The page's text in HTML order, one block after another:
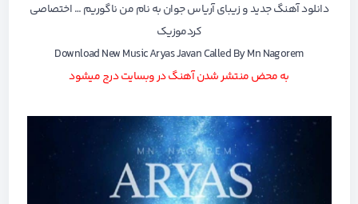
دانلود آهنگ جدیدو زیبایآریاس جوانبه ناممن ناگوریم… اختصاصی
کردموزیک
Download New MusicAryas JavanCalled ByMn Nagorem
به محض منتشر شدن آهنگ در وبسایت درج میشود